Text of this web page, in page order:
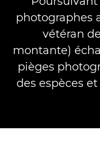
photographes
vétéran
montante)
pièges
des espèces